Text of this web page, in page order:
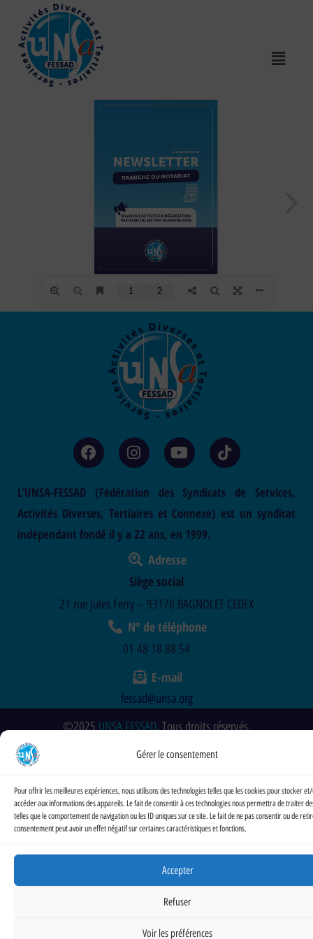
Gérer le consentement
Pour offrir les meilleures expériences, nous utilisons des technologies telles que les cookies pour stocker
accéder aux informations des appareils. Le fait de consentir à ces technologies nous permettra de traiter
telles que le comportement de navigation ou les ID uniques sur ce site. Le fait de ne pas consentir ou de
consentement peut avoir un effet négatif sur certaines caractéristiques et fonctions.
Accepter
Refuser
Voir les préférences
L’UNSA-FESSAD (Fédération des Syndicats de Services,
Activités Diverses, Tertiaires et Connexe) est un syndicat
indépendant fondé il y a 22 ans, en 1999.
Adresse
Siège social
21 rue Jules Ferry – 93170 BAGNOLET CEDEX
N° de téléphone
01 48 18 88 54
E-mail
fessad@unsa.org
©2025UNSA FESSAD. Tous droits réservés.